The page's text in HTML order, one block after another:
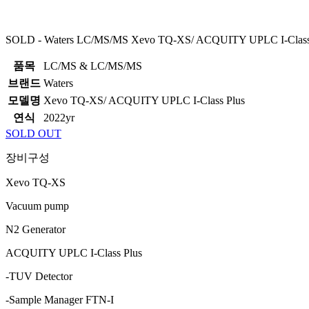
SOLD - Waters LC/MS/MS Xevo TQ-XS/ ACQUITY UPLC I-
품목
LC/MS & LC/MS/MS
브랜드 Waters
모델명 Xevo TQ-XS/ ACQUITY UPLC I-Class Plus
연식
2022yr
SOLD OUT
장비구성
Xevo TQ-XS
Vacuum pump
N2 Generator
ACQUITY UPLC I-Class Plus
-TUV Detector
-Sample Manager FTN-I